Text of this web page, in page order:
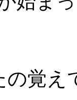
の覚え